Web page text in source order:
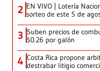
2 EN VIVO | Lotería
sorteo de este 5 de
3 Suben precios de
$0.26 por galón
4 Costa Rica propone
destrabar litigio